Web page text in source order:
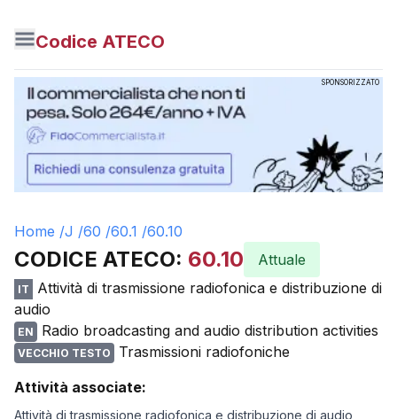
Codice ATECO
SPONSORIZZATO
Home /J /60 /60.1 /60.10
CODICE ATECO: 60.10 Attuale
IT
Attività di trasmissione radiofonica e distribuzione di
audio
EN Radio broadcasting and audio distribution activities
VECCHIO TESTO
Trasmissioni radiofoniche
Attività associate:
Attività di trasmissione radiofonica e distribuzione di audio